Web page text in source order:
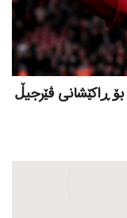
ڕاکێشانی ڤێرجیڵ